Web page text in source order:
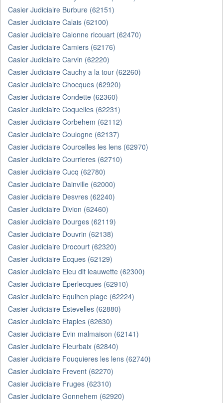
Casier Judiciaire Burbure (62151)
Casier Judiciaire Calais (62100)
Casier Judiciaire Calonne ricouart (62470)
Casier Judiciaire Camiers (62176)
Casier Judiciaire Carvin (62220)
Casier Judiciaire Cauchy a la tour (62260)
Casier Judiciaire Chocques (62920)
Casier Judiciaire Condette (62360)
Casier Judiciaire Coquelles (62231)
Casier Judiciaire Corbehem (62112)
Casier Judiciaire Coulogne (62137)
Casier Judiciaire Courcelles les lens (62970)
Casier Judiciaire Courrieres (62710)
Casier Judiciaire Cucq (62780)
Casier Judiciaire Dainville (62000)
Casier Judiciaire Desvres (62240)
Casier Judiciaire Divion (62460)
Casier Judiciaire Dourges (62119)
Casier Judiciaire Douvrin (62138)
Casier Judiciaire Drocourt (62320)
Casier Judiciaire Ecques (62129)
Casier Judiciaire Eleu dit leauwette (62300)
Casier Judiciaire Eperlecques (62910)
Casier Judiciaire Equihen plage (62224)
Casier Judiciaire Estevelles (62880)
Casier Judiciaire Etaples (62630)
Casier Judiciaire Evin malmaison (62141)
Casier Judiciaire Fleurbaix (62840)
Casier Judiciaire Fouquieres les lens (62740)
Casier Judiciaire Frevent (62270)
Casier Judiciaire Fruges (62310)
Casier Judiciaire Gonnehem (62920)